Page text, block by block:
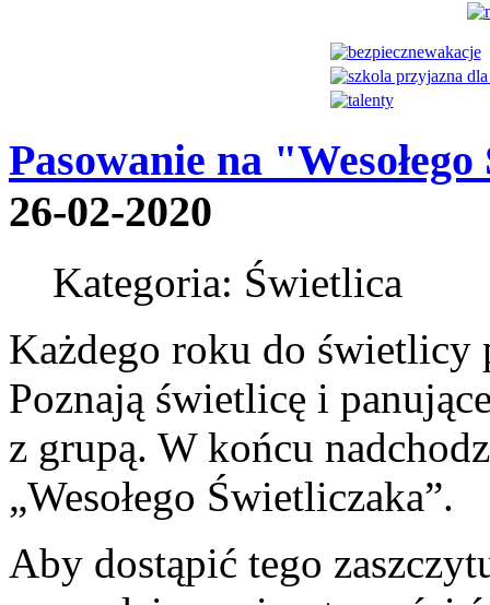
Pasowanie na
26-02-2020
Kategoria: Świetlica
Każdego roku do
Poznają świetlicę i
z grupą. W końcu
„Wesołego Świetliczaka”.
Aby dostąpić tego